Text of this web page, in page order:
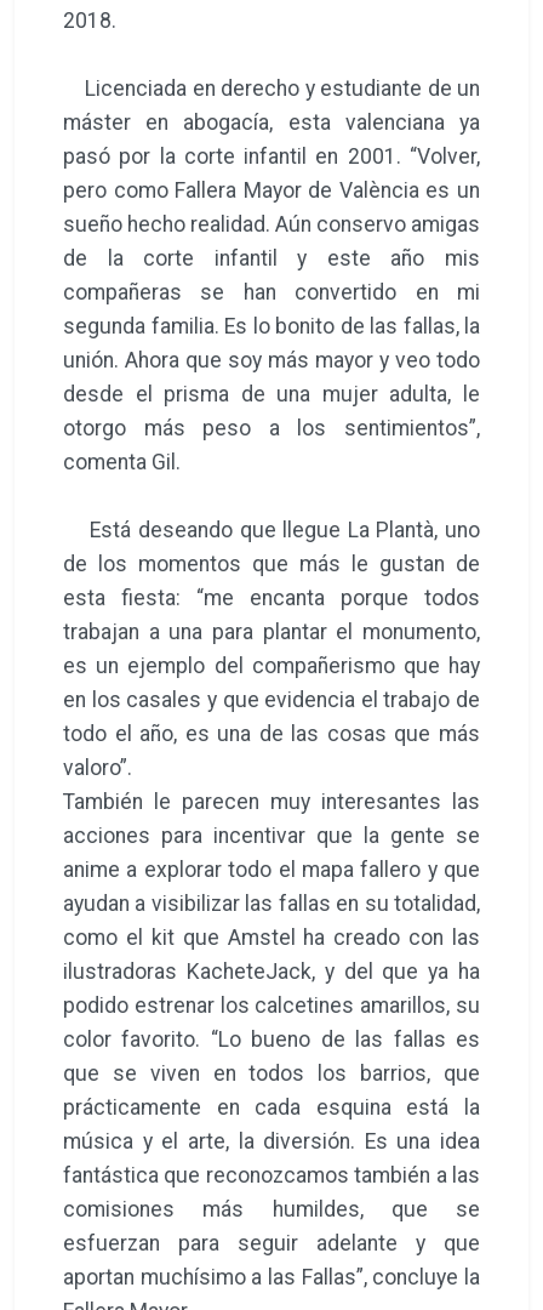
2018.
Licenciada en derecho y estudiante de un
máster en abogacía, esta valenciana ya
pasó por la corte infantil en 2001. “Volver,
pero como Fallera Mayor de València es un
sueño hecho realidad. Aún conservo amigas
de la corte infantil y este año mis
compañeras se han convertido en mi
segunda familia. Es lo bonito de las fallas, la
unión. Ahora que soy más mayor y veo todo
desde el prisma de una mujer adulta, le
otorgo más peso a los sentimientos”,
comenta Gil.
Está deseando que llegue La Plantà, uno
de los momentos que más le gustan de
esta fiesta: “me encanta porque todos
trabajan a una para plantar el monumento,
es un ejemplo del compañerismo que hay
en los casales y que evidencia el trabajo de
todo el año, es una de las cosas que más
valoro”.
También le parecen muy interesantes las
acciones para incentivar que la gente se
anime a explorar todo el mapa fallero y que
ayudan a visibilizar las fallas en su totalidad,
como el kit que Amstel ha creado con las
ilustradoras KacheteJack, y del que ya ha
podido estrenar los calcetines amarillos, su
color favorito. “Lo bueno de las fallas es
que se viven en todos los barrios, que
prácticamente en cada esquina está la
música y el arte, la diversión. Es una idea
fantástica que reconozcamos también a las
comisiones más humildes, que se
esfuerzan para seguir adelante y que
aportan muchísimo a las Fallas”, concluye la